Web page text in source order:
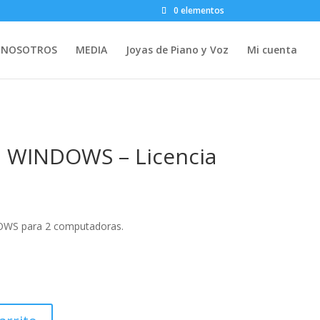
0 elementos
NOSOTROS MEDIA Joyas de Piano y Voz Mi cuenta
WINDOWS – Licencia
para 2 computadoras.